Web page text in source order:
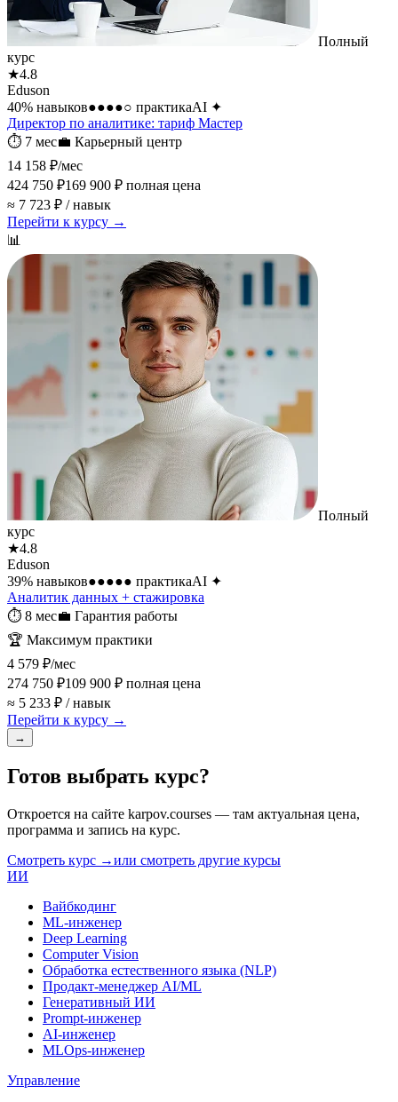
Полный
курс
★4.8
Eduson
40% навыков●●●●○ практикаAI ✦
Директор по аналитике: тариф Мастер
⏱ 7 мес💼 Карьерный центр
14 158 ₽/мес
424 750 ₽169 900 ₽ полная цена
≈ 7 723 ₽ / навык
Перейти к курсу →
📊
Полный
курс
★4.8
Eduson
39% навыков●●●●● практикаAI ✦
Аналитик данных + стажировка
⏱ 8 мес💼 Гарантия работы
🏆 Максимум практики
4 579 ₽/мес
274 750 ₽109 900 ₽ полная цена
≈ 5 233 ₽ / навык
Перейти к курсу →
→
Готов выбрать курс?
Откроется на сайте karpov.courses — там актуальная цена,
программа и запись на курс.
Смотреть курс →или смотреть другие курсы
ИИ
Вайбкодинг
ML-инженер
Deep Learning
Computer Vision
Обработка естественного языка (NLP)
Продакт-менеджер AI/ML
Генеративный ИИ
Prompt-инженер
AI-инженер
MLOps-инженер
Управление